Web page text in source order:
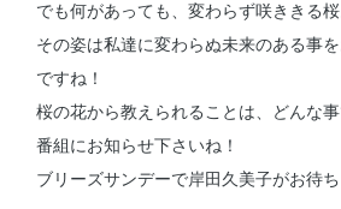
でも何があっても、変わらず咲ききる桜
その姿は私達に変わらぬ未来のある事
ですね！
桜の花から教えられることは、どんな
番組にお知らせ下さいね！
ブリーズサンデーで岸田久美子がお待ち